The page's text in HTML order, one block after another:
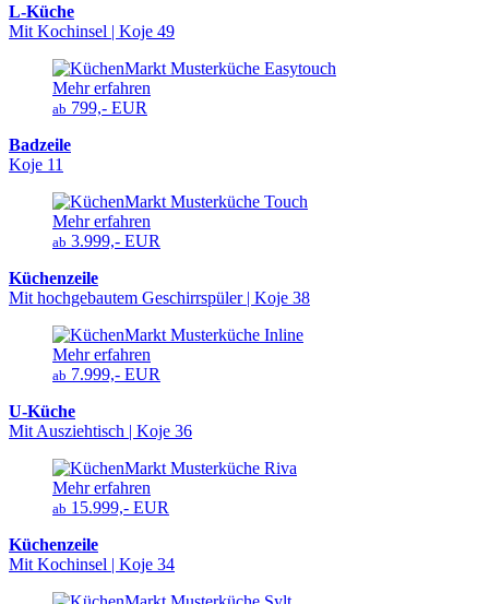
L-Küche
Mit Kochinsel | Koje 49
Mehr erfahren
ab 799,- EUR
Badzeile
Koje 11
Mehr erfahren
ab 3.999,- EUR
Küchenzeile
Mit hochgebautem Geschirrspüler | Koje 38
Mehr erfahren
ab 7.999,- EUR
U-Küche
Mit Ausziehtisch | Koje 36
Mehr erfahren
ab 15.999,- EUR
Küchenzeile
Mit Kochinsel | Koje 34